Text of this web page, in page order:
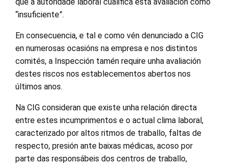
“insuficiente”.
En consecuencia, e tal e como vén denunciado a CIG
en numerosas ocasións na empresa e nos distintos
comités, a Inspección tamén require unha avaliación
destes riscos nos establecementos abertos nos
últimos anos.
Na CIG consideran que existe unha relación directa
entre estes incumprimentos e o actual clima laboral,
caracterizado por altos ritmos de traballo, faltas de
respecto, presión ante baixas médicas, acoso por
parte das responsábeis dos centros de traballo,